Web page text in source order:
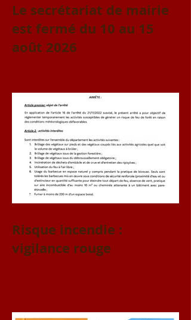
Le secrétariat de mairie
est fermé du 10 au 15
août 2026
Risque incendie :
vigilance rouge